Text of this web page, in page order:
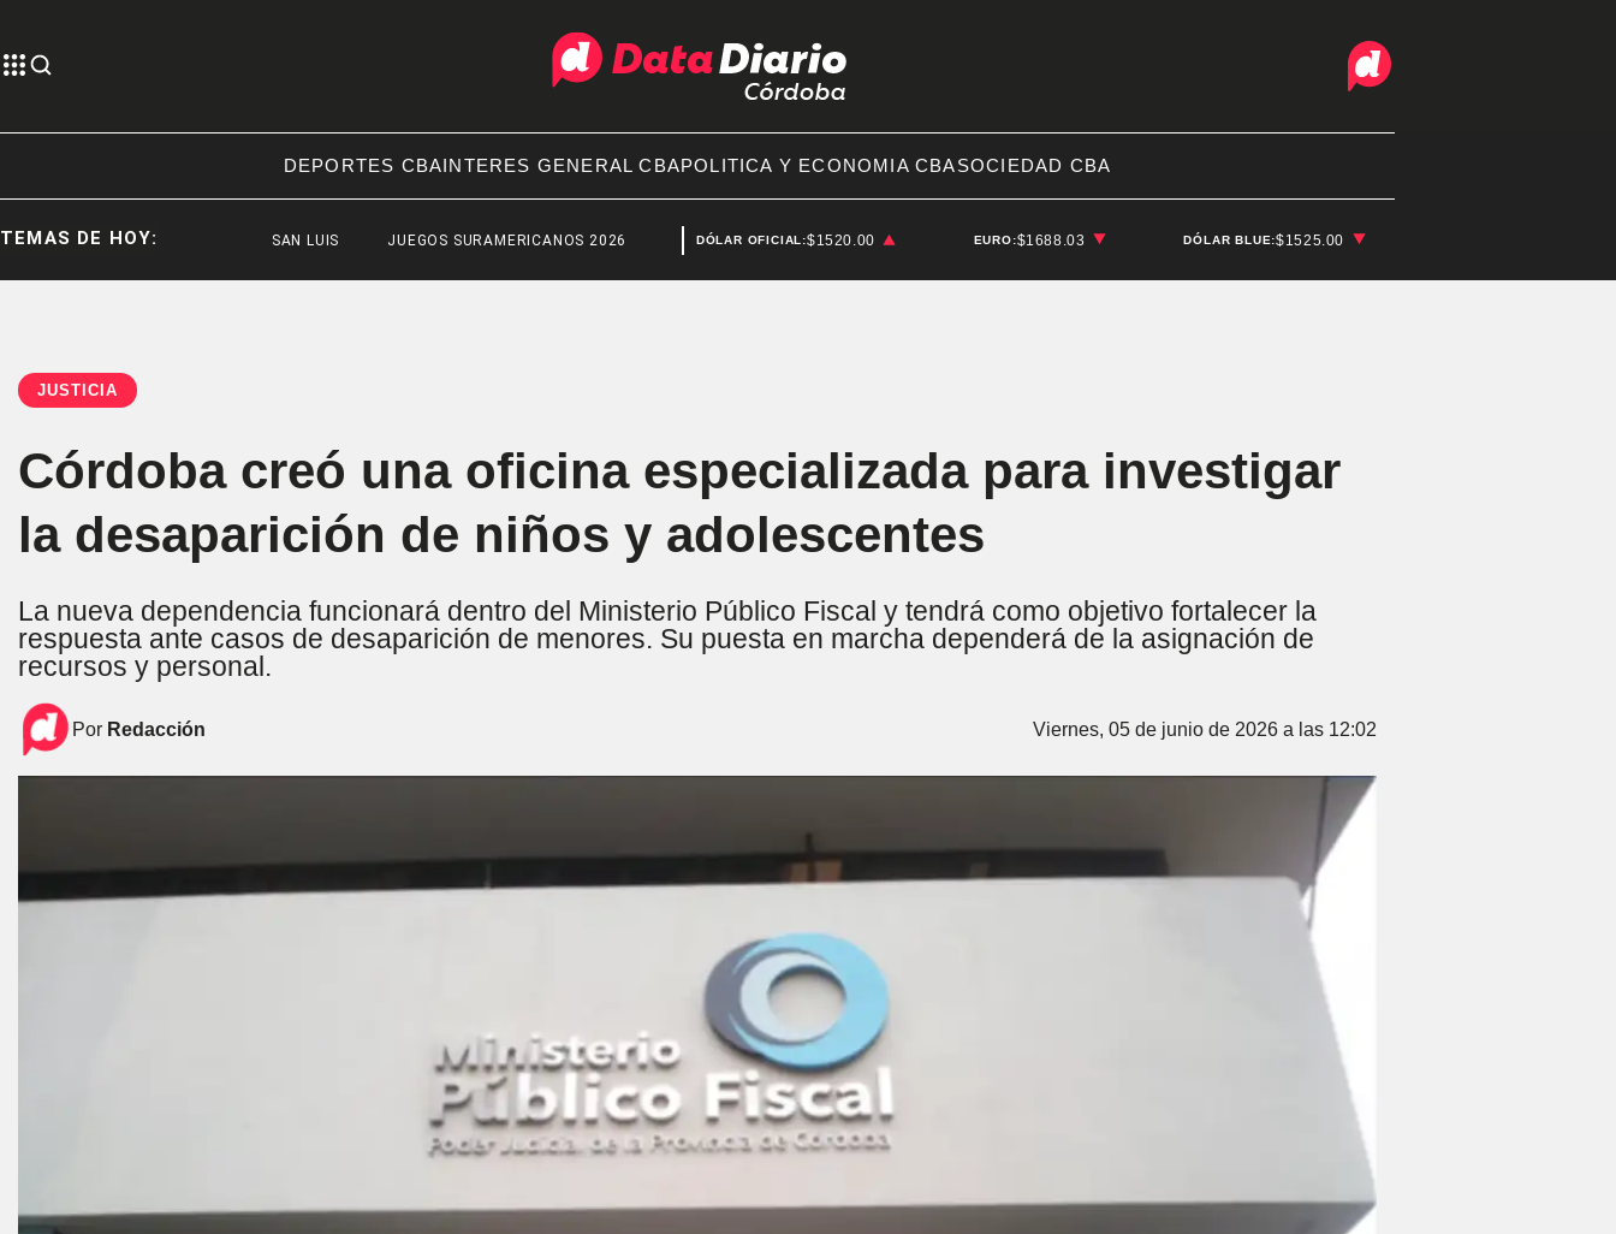
DEPORTES CBAINTERES GENERAL CBAPOLITICA Y ECONOMIA CBASOCIEDAD CBA
TEMAS DE HOY: SAN LUIS JUEGOS SURAMERICANOS 2026 SAN LUIS DÓLAR OFICIAL:$1520.00 EURO:$1688.03 DÓLAR BLUE:$1525.00
JUSTICIA
Córdoba creó una oficina especializada para investigar
la desaparición de niños y adolescentes
La nueva dependencia funcionará dentro del Ministerio Público Fiscal y tendrá como objetivo fortalecer la
respuesta ante casos de desaparición de menores. Su puesta en marcha dependerá de la asignación de
recursos y personal.
Por Redacción Viernes, 05 de junio de 2026 a las 12:02